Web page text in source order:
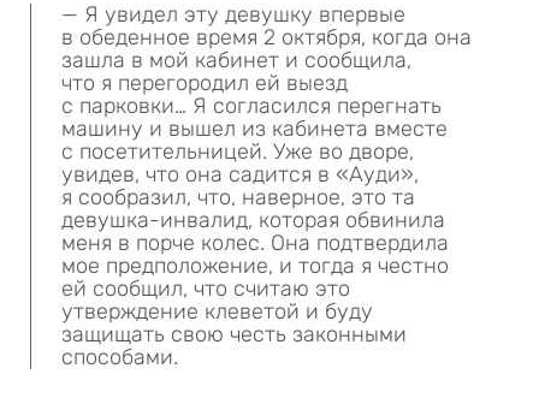
— Я увидел эту девушку впервые
в обеденное время 2 октября, когда она
зашла в мой кабинет и сообщила,
что я перегородил ей выезд
с парковки… Я согласился перегнать
машину и вышел из кабинета вместе
с посетительницей. Уже во дворе,
увидев, что она садится в «Ауди»,
я сообразил, что, наверное, это та
девушка-инвалид, которая обвинила
меня в порче колес. Она подтвердила
мое предположение, и тогда я честно
ей сообщил, что считаю это
утверждение клеветой и буду
защищать свою честь законными
способами.